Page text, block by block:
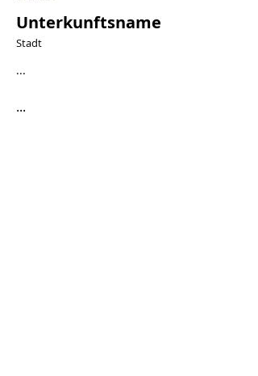
Unterkunftsname
Stadt
...
...